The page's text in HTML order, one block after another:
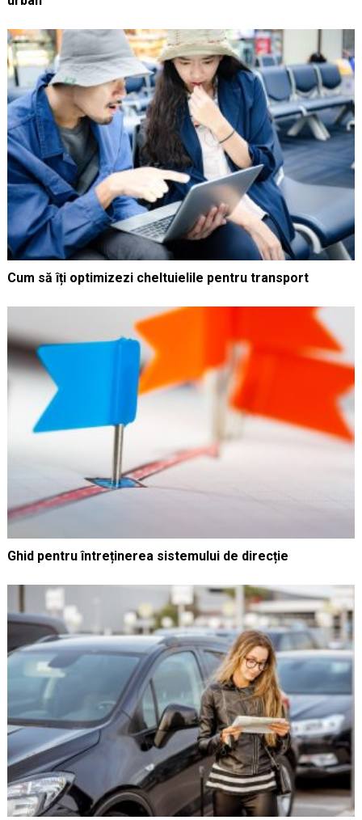
Cum să îți optimizezi cheltuielile pentru transport
Ghid pentru întreținerea sistemului de direcție